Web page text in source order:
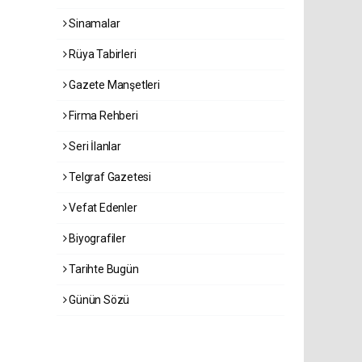
Sinamalar
Rüya Tabirleri
Gazete Manşetleri
Firma Rehberi
Seri İlanlar
Telgraf Gazetesi
Vefat Edenler
Biyografiler
Tarihte Bugün
Günün Sözü